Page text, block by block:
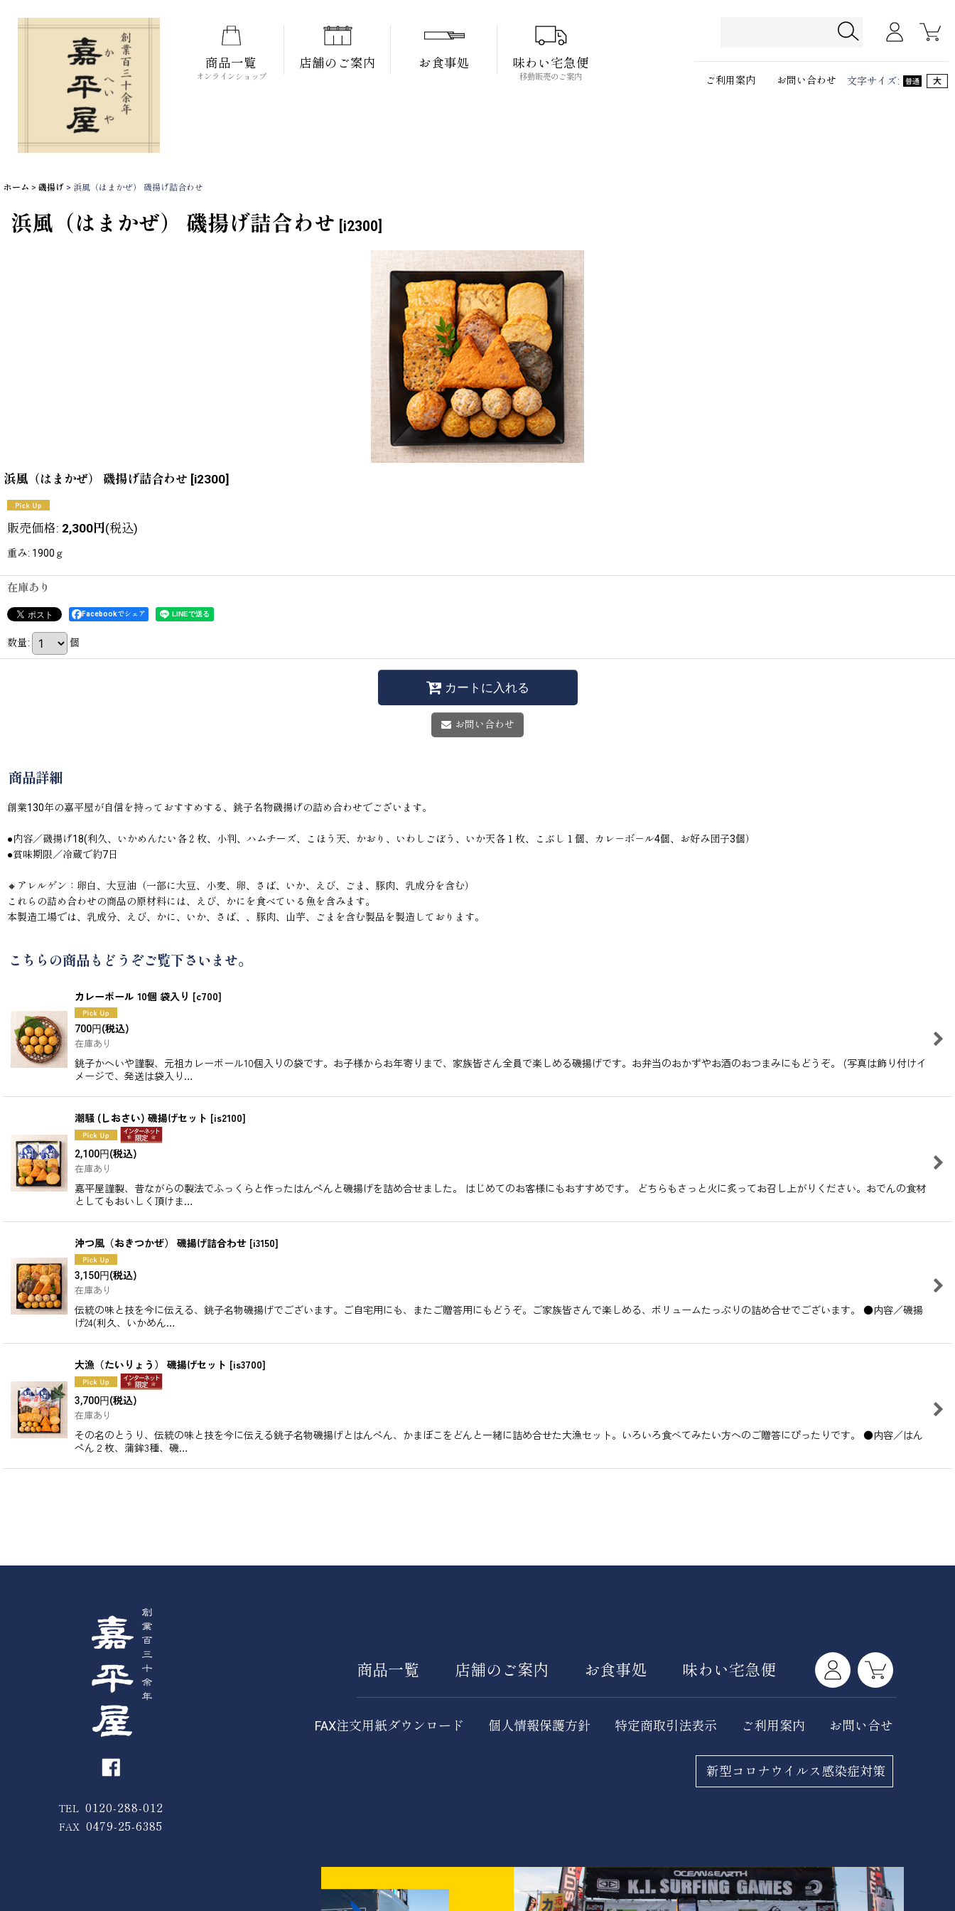
商品一覧
オンラインショップ
店舗のご案内 お食事処 味わい宅急便
移動販売のご案内 ご利用案内 お問い合わせ 文字サイズ:
ホーム > 磯揚げ > 浜風（はまかぜ） 磯揚げ詰合わせ
浜風（はまかぜ） 磯揚げ詰合わせ i2300
浜風（はまかぜ） 磯揚げ詰合わせ [i2300]
販売価格: 2,300 円(税込)
重み: 1900ｇ
在庫あり
Facebookでシェア
数量: 個
カートに入れる
お問い合わせ
商品詳細
創業130年の嘉平屋が自信を持っておすすめする、銚子名物磯揚げの詰め合わせでございます。
●内容／磯揚げ18(利久、いかめんたい各２枚、小判、ハムチーズ、こほう天、かおり、いわしごぼう、いか天各１枚、こぶし１個、カレ－ボ－ル4個、お好み団子3個）
●賞味期限／冷蔵で約7日
🔸アレルゲン：卵白、大豆油（一部に大豆、小麦、卵、さば、いか、えび、ごま、豚肉、乳成分を含む）
これらの詰め合わせの商品の原材料には、えび、かにを食べている魚を含みます。
本製造工場では、乳成分、えび、かに、いか、さば、、豚肉、山芋、ごまを含む製品を製造しております。
こちらの商品もどうぞご覧下さいませ。
カレーボール 10個 袋入り [c700]
700円(税込)
在庫あり
銚子かへいや謹製、元祖カレーボール10個入りの袋です。お子様からお年寄りまで、家族皆さん全員で楽しめる磯揚げです。お弁当のおかずやお酒のおつまみにもどうぞ。 (写真は飾り付けイ
メージで、発送は袋入り…
潮騒 (しおさい) 磯揚げセット [is2100]
2,100円(税込)
在庫あり
嘉平屋謹製、昔ながらの製法でふっくらと作ったはんぺんと磯揚げを詰め合せました。 はじめてのお客様にもおすすめです。 どちらもさっと火に炙ってお召し上がりください。おでんの食材
としてもおいしく頂けま…
沖つ風（おきつかぜ） 磯揚げ詰合わせ [i3150]
3,150円(税込)
在庫あり
伝統の味と技を今に伝える、銚子名物磯揚げでございます。ご自宅用にも、またご贈答用にもどうぞ。ご家族皆さんで楽しめる、ボリュームたっぷりの詰め合せでございます。 ●内容／磯揚
げ24(利久、いかめん…
大漁（たいりょう） 磯揚げセット [is3700]
3,700円(税込)
在庫あり
その名のとうり、伝統の味と技を今に伝える銚子名物磯揚げとはんぺん、かまぼこをどんと一緒に詰め合せた大漁セット。いろいろ食べてみたい方へのご贈答にぴったりです。 ●内容／はん
ぺん２枚、蒲鉾3種、磯…
TEL 0120-288-012
FAX 0479-25-6385
商品一覧 店舗のご案内 お食事処 味わい宅急便
FAX注文用紙ダウンロード 個人情報保護方針 特定商取引法表示 ご利用案内 お問い合せ
新型コロナウイルス感染症対策